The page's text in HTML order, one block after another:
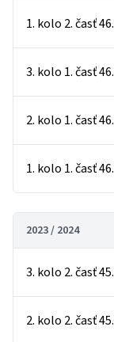
1. kolo 2. časť
3. kolo 1. časť
2. kolo 1. časť
1. kolo 1. časť
2023 / 2024
3. kolo 2. časť
2. kolo 2. časť